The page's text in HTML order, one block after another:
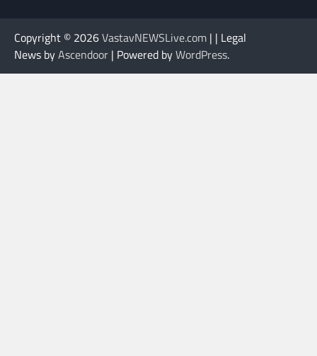
Copyright © 2026VastavNEWSLive.com | | Legal
News byAscendoor | Powered byWordPress.